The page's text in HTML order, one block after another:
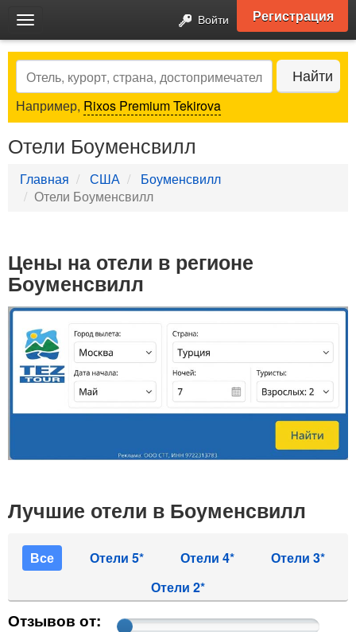
Toggle
navigation
Войти Регистрация
Search Найти
Например, Rixos Premium Tekirova
Отели Боуменсвилл
Главная США
Боуменсвилл
Отели Боуменсвилл
Цены на отели в регионе
Боуменсвилл
Лучшие отели в Боуменсвилл
Все Отели 5* Отели 4*
Отели 3*
Отели 2*
Отзывов от: